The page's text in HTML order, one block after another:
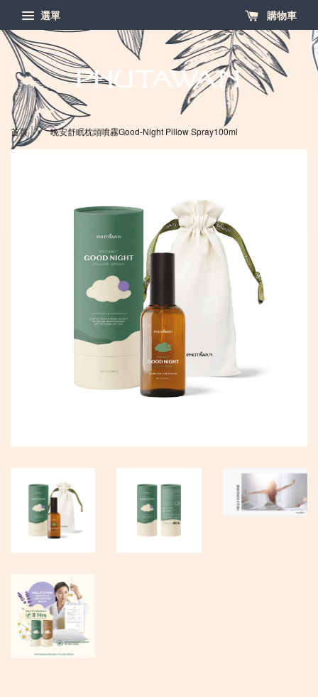
選單 購物車
首頁 › 晚安舒眠枕頭噴霧Good-Night Pillow Spray100ml